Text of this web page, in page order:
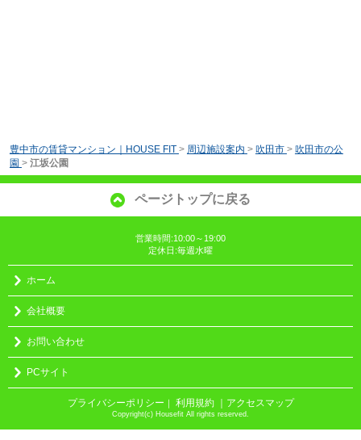
豊中市の賃貸マンション｜HOUSE FIT > 周辺施設案内 > 吹田市 > 吹田市の公
園 > 江坂公園
ページトップに戻る
営業時間:10:00～19:00
定休日:毎週水曜
ホーム
会社概要
お問い合わせ
PCサイト
プライバシーポリシー ｜ 利用規約 ｜アクセスマップ
Copyright(c) Housefit All rights reserved.